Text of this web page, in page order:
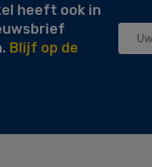
heeft ook in
Blijf op de